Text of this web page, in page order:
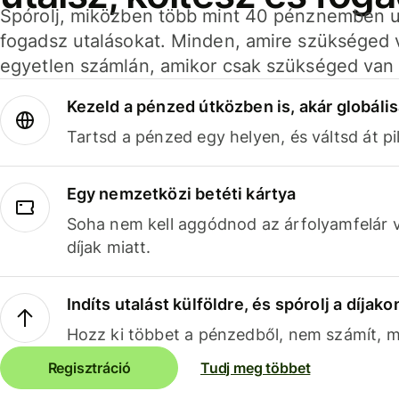
Spórolj, miközben több mint 40 pénznemben
fogadsz utalásokat. Minden, amire szükséged
egyetlen számlán, amikor csak szükséged van
Kezeld a pénzed útközben is, akár
Tartsd a pénzed egy helyen, és váltsd át
Egy nemzetközi betéti kártya
Soha nem kell aggódnod az árfolyamfelár
díjak miatt.
Indíts utalást külföldre, és spórolj a
Hozz ki többet a pénzedből, nem számít,
Regisztráció Tudj meg többet